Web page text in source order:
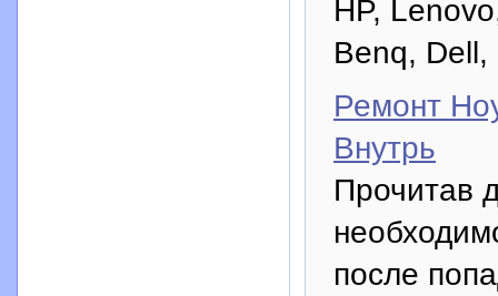
HP,
Benq, Dell,
Ремонт
Внутрь
Прочитав
после